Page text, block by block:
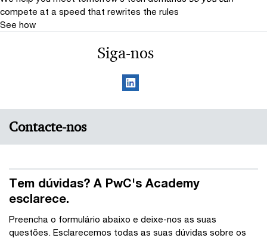
compete at a speed that rewrites the rules
See how
Siga-nos
Contacte-nos
Tem dúvidas? A PwC's Academy
esclarece.
Preencha o formulário abaixo e deixe-nos as suas
questões. Esclarecemos todas as suas dúvidas sobre os